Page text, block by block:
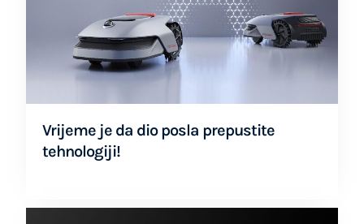
Vrijeme je da dio posla prepustite
tehnologiji!